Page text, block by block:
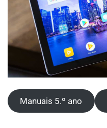
Manuais 5.º ano